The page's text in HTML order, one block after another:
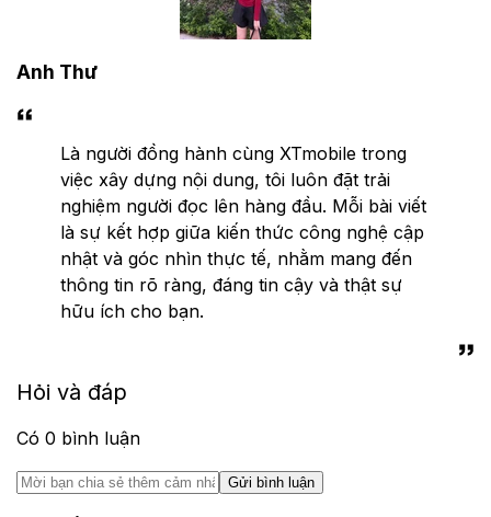
Anh Thư
Là người đồng hành cùng XTmobile trong
việc xây dựng nội dung, tôi luôn đặt trải
nghiệm người đọc lên hàng đầu. Mỗi bài viết
là sự kết hợp giữa kiến thức công nghệ cập
nhật và góc nhìn thực tế, nhằm mang đến
thông tin rõ ràng, đáng tin cậy và thật sự
hữu ích cho bạn.
Hỏi và đáp
Có 0 bình luận
Gửi bình luận